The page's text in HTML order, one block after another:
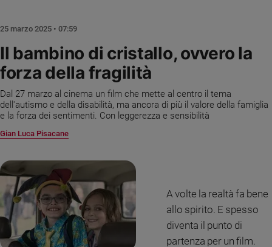
Fede
e
spiritualità
Devozione
e
fede
Santo
del
giorno
Società
Il bambino di cristallo, ovvero la
forza della fragilità
Dal 27 marzo al cinema un film che mette al centro il tema
dell'autismo e della disabilità, ma ancora di più il valore della famiglia
e la forza dei sentimenti. Con leggerezza e sensibilità
Gian Luca Pisacane
25 marzo 2025 • 07:59
A volte la realtà fa bene
allo spirito. E spesso
diventa il punto di
partenza per un film.